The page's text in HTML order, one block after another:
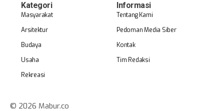
Kategori
Masyarakat
Arsitektur
Budaya
Usaha
Rekreasi
Informasi
Tentang Kami
Pedoman Media Siber
Kontak
Tim Redaksi
© 2026 Mabur.co